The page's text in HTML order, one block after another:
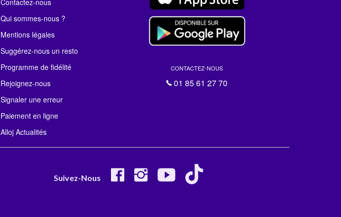
Contactez-nous
Qui sommes-nous ?
Mentions légales
Suggérez-nous un resto
Programme de fidélité
Rejoignez-nous
Signaler une erreur
Paiement en ligne
Alloj Actualités
CONTACTEZ-NOUS
01 85 61 27 70
Suivez-Nous